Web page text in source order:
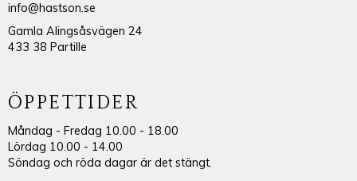
info@hastson.se
Gamla Alingsåsvägen 24
433 38 Partille
ÖPPETTIDER
Måndag - Fredag 10.00 - 18.00
Lördag 10.00 - 14.00
Söndag och röda dagar är det stängt.